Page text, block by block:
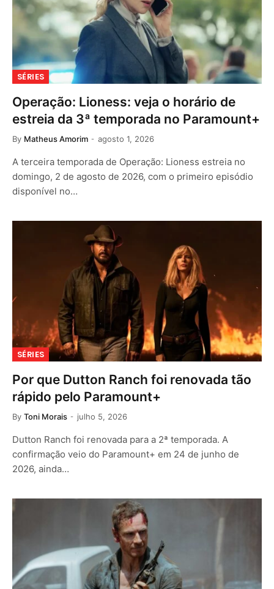
SÉRIES
Operação: Lioness: veja o horário de
estreia da 3ª temporada no Paramount+
By Matheus Amorim agosto 1, 2026
A terceira temporada de Operação: Lioness estreia no
domingo, 2 de agosto de 2026, com o primeiro episódio
disponível no…
SÉRIES
Por que Dutton Ranch foi renovada tão
rápido pelo Paramount+
By Toni Morais julho 5, 2026
Dutton Ranch foi renovada para a 2ª temporada. A
confirmação veio do Paramount+ em 24 de junho de
2026, ainda…